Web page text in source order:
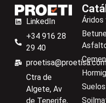
Permeabilidad
LinkedIn
+34 916 28
29 40
Ctra de
Algete, Av
de Tenerife,
Áridos
Suelos